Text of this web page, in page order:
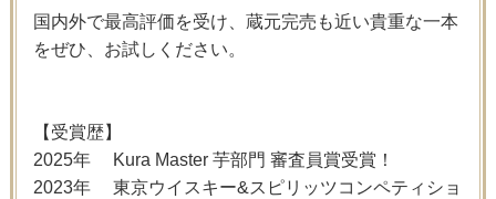
国内外で最高評価を受け、蔵元完売も近い貴重な一本
をぜひ、お試しください。
【受賞歴】
2025年 Kura Master 芋部門 審査員賞受賞！
2023年 東京ウイスキー&スピリッツコンペティショ